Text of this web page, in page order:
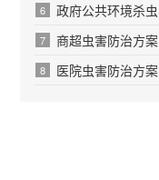
6 政府公共环境杀虫
7 商超虫害防治方案
8 医院虫害防治方案